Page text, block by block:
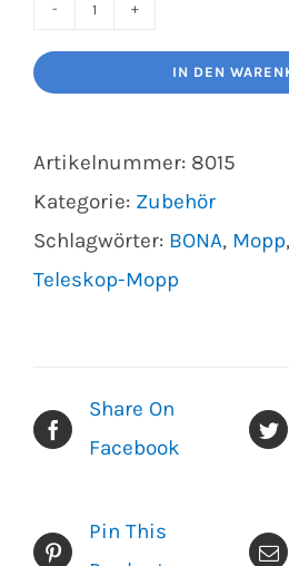
PremiumIN DEN
Artikelnummer: 8015
Kategorie: Zubehör
Schlagwörter: BONA, Mopp,
Teleskop-Mopp
Share On
Facebook
Pin This